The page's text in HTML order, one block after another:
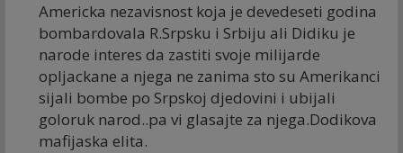
Americka nezavisnost koja je devedeseti godina
bombardovala R.Srpsku i Srbiju ali Didiku je
narode interes da zastiti svoje milijarde
opljackane a njega ne zanima sto su Amerikanci
sijali bombe po Srpskoj djedovini i ubijali
goloruk narod..pa vi glasajte za njega.Dodikova
mafijaska elita.